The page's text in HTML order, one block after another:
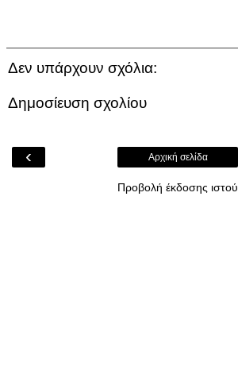
Δεν υπάρχουν σχόλια:
Δημοσίευση σχολίου
‹ Αρχική σελίδα
Προβολή έκδοσης ιστού